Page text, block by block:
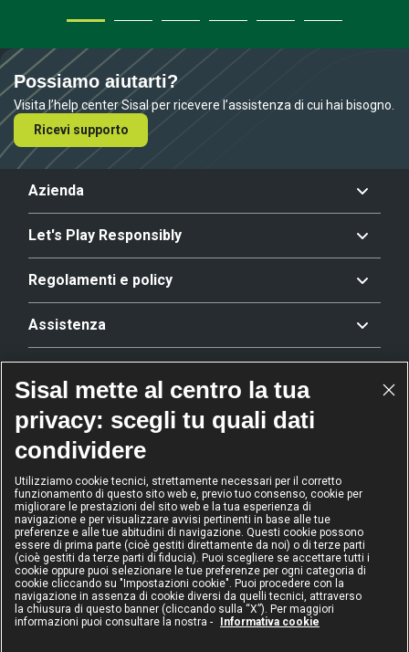
Possiamo aiutarti?
Visita l’help center Sisal per ricevere l’assistenza di cui hai bisogno.
Ricevi supporto
Azienda
Let's Play Responsibly
Regolamenti e policy
Assistenza
Riconoscimenti
2024
Operatore
dell'anno
2024
Operatore
Scommesse
sportive
2024
Operatore di
gioco sicuro
2024
Diversity &
Inclusion
IL GIOCO È VIETATO AI MINORI
Sisal mette al centro la tua
privacy: scegli tu quali dati
condividere
Utilizziamo cookie tecnici, strettamente necessari per il corretto
funzionamento di questo sito web e, previo tuo consenso, cookie per
migliorare le prestazioni del sito web e la tua esperienza di
navigazione e per visualizzare avvisi pertinenti in base alle tue
preferenze e alle tue abitudini di navigazione. Questi cookie possono
essere di prima parte (cioè gestiti direttamente da noi) o di terze parti
(cioè gestiti da terze parti di fiducia). Puoi scegliere se accettare tutti i
cookie oppure puoi selezionare le tue preferenze per ogni categoria di
cookie cliccando su "Impostazioni cookie". Puoi procedere con la
navigazione in assenza di cookie diversi da quelli tecnici, attraverso
la chiusura di questo banner (cliccando sulla “X”). Per maggiori
informazioni puoi consultare la nostra -
Informativa cookie